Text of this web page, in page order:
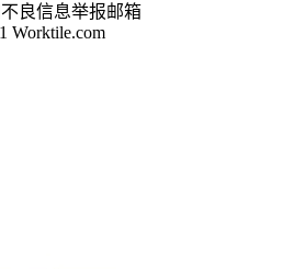
良信息举报邮箱
Worktile.com